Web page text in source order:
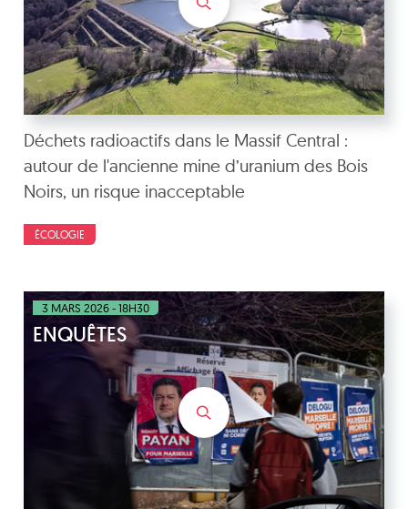
Déchets radioactifs dans le Massif Central :
autour de l'ancienne mine d’uranium des Bois
Noirs, un risque inacceptable
ÉCOLOGIE
3 MARS 2026 - 18H30
ENQUÊTES